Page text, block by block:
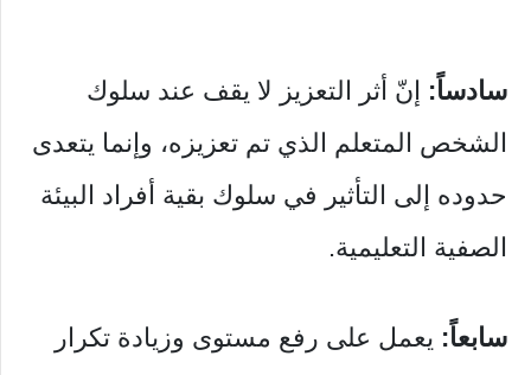
سادساً: إنّ أثر التعزيز لا يقف عند سلوك
الشخص المتعلم الذي تم تعزيزه، وإنما يتعدى
حدوده إلى التأثير في سلوك بقية أفراد البيئة
الصفية التعليمية.
سابعاً: يعمل على رفع مستوى وزيادة تكرار